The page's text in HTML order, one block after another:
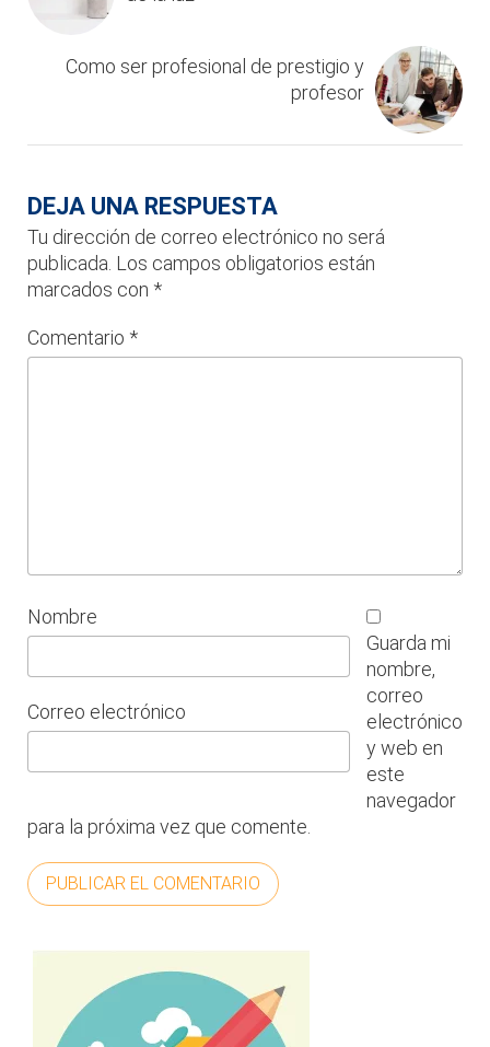
Como ser profesional de prestigio y
profesor
DEJA UNA RESPUESTA
Tu dirección de correo electrónico no será
publicada. Los campos obligatorios están
marcados con *
Comentario *
Nombre
Correo electrónico
Guarda mi
nombre,
correo
electrónico
y web en
este
navegador
para la próxima vez que comente.